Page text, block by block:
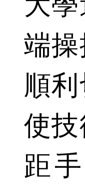
端
順
使
距